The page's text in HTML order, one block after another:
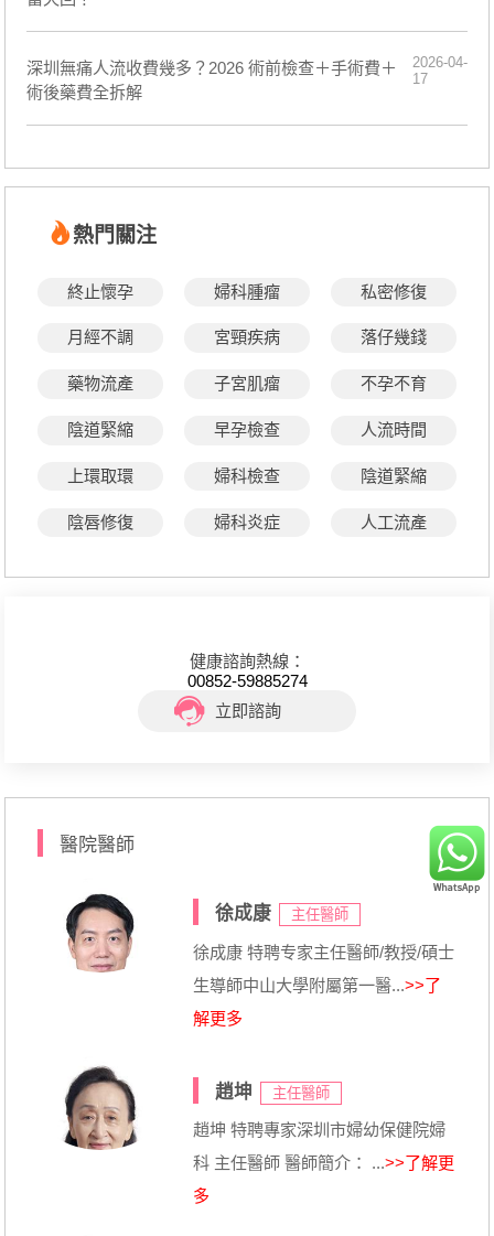
深圳無痛人流收費幾多？2026 術前檢查＋手術費＋
術後藥費全拆解
2026-04-
17
熱門關注
終止懷孕 婦科腫瘤 私密修復
月經不調 宮頸疾病 落仔幾錢
藥物流產 子宮肌瘤 不孕不育
陰道緊縮 早孕檢查 人流時間
上環取環 婦科檢查 陰道緊縮
陰唇修復 婦科炎症 人工流產
健康諮詢熱線：
00852-59885274
立即諮詢
醫院醫師
徐成康 主任醫師
徐成康 特聘专家主任醫師/教授/碩士
生導師中山大學附屬第一醫...>>了
解更多
趙坤 主任醫師
趙坤 特聘專家深圳市婦幼保健院婦
科 主任醫師 醫師簡介： ...>>了解更
多